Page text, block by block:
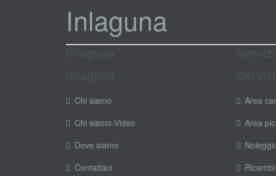
Inlaguna
Chi siamo
Chi siamo-Video
Dove siamo
Contattaci
Area
Area